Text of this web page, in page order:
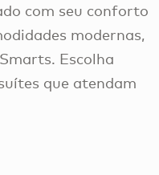
com seu conforto
modernas,
Escolha
que atendam